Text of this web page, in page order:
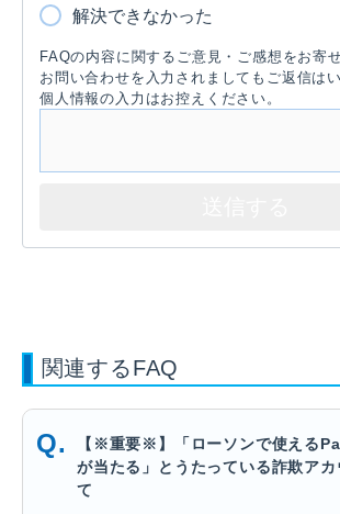
解決できなかった
FAQの内容に関するご意見・ご感想をお寄
お問い合わせを入力されましてもご返信は
個人情報の入力はお控えください。
関連するFAQ
【※重要※】「ローソンで使える
が当たる」とうたっている詐欺ア
て